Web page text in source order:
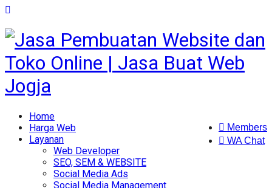
Members
WA Chat
Home
Harga Web
Layanan
Web Developer
SEO, SEM & WEBSITE
Social Media Ads
Social Media Management